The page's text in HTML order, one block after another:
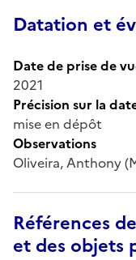
Datation et
Date de prise de
2021
Précision sur la
mise en dépôt
Observations
Oliveira, Anthony
Références
et des objets